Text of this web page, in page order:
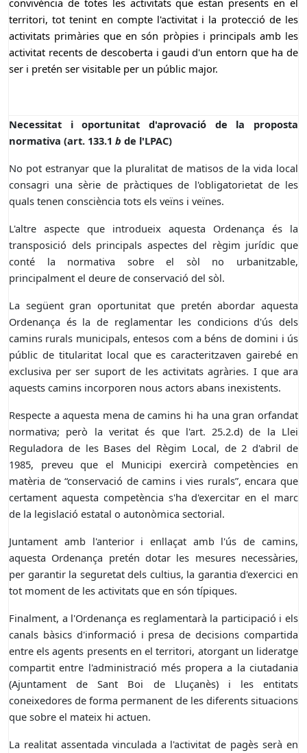
convivència de totes les activitats que estan presents en el
territori, tot tenint en compte l'activitat i la protecció de les
activitats primàries que en són pròpies i principals amb les
activitat recents de descoberta i gaudi d'un entorn que ha de
ser i pretén ser visitable per un públic major.
Necessitat i oportunitat d'aprovació de la proposta
normativa (art. 133.1b de l'LPAC)
No pot estranyar que la pluralitat de matisos de la vida local
consagri una sèrie de pràctiques de l'obligatorietat de les
quals tenen consciència tots els veïns i veïnes.
L'altre aspecte que introdueix aquesta Ordenança és la
transposició dels principals aspectes del règim jurídic que
conté la normativa sobre el sòl no urbanitzable,
principalment el deure de conservació del sòl.
La següent gran oportunitat que pretén abordar aquesta
Ordenança és la de reglamentar les condicions d'ús dels
camins rurals municipals, entesos com a béns de domini i ús
públic de titularitat local que es caracteritzaven gairebé en
exclusiva per ser suport de les activitats agràries. I que ara
aquests camins incorporen nous actors abans inexistents.
Respecte a aquesta mena de camins hi ha una gran orfandat
normativa; però la veritat és que l'art. 25.2.d) de la Llei
Reguladora de les Bases del Règim Local, de 2 d'abril de
1985, preveu que el Municipi exercirà competències en
matèria de “conservació de camins i vies rurals”, encara que
certament aquesta competència s'ha d'exercitar en el marc
de la legislació estatal o autonòmica sectorial.
Juntament amb l'anterior i enllaçat amb l'ús de camins,
aquesta Ordenança pretén dotar les mesures necessàries,
per garantir la seguretat dels cultius, la garantia d'exercici en
tot moment de les activitats que en són típiques.
Finalment, a l'Ordenança es reglamentarà la participació i els
canals bàsics d'informació i presa de decisions compartida
entre els agents presents en el territori, atorgant un lideratge
compartit entre l'administració més propera a la ciutadania
(Ajuntament de Sant Boi de Lluçanès) i les entitats
coneixedores de forma permanent de les diferents situacions
que sobre el mateix hi actuen.
La realitat assentada vinculada a l'activitat de pagès serà en